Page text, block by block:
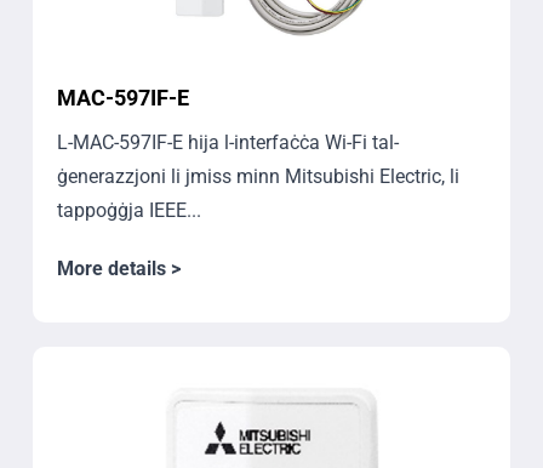
MAC-597IF-E
L-MAC-597IF-E hija l-interfaċċa Wi-Fi tal-
ġenerazzjoni li jmiss minn Mitsubishi Electric, li
tappoġġja IEEE...
More details >